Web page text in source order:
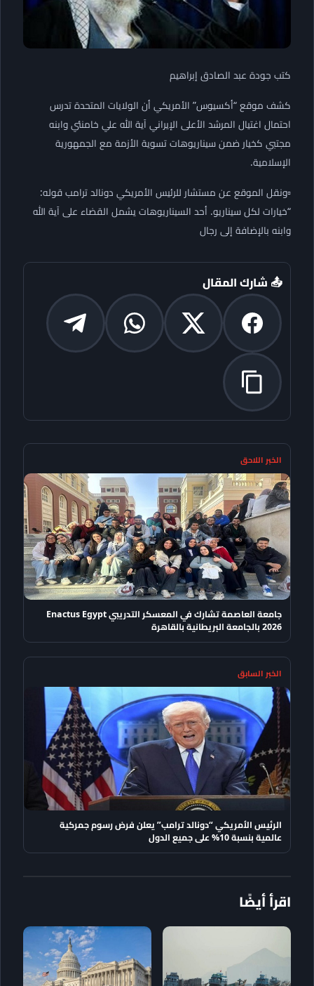
كتب جودة عبد الصادق إبراهيم
كشف موقع “أكسيوس” الأمريكي أن الولايات المتحدة تدرس
احتمال اغتيال المرشد الأعلى الإيراني آية الله علي خامنئي وابنه
مجتبي كخيار ضمن سيناريوهات تسوية الأزمة مع الجمهورية
الإسلامية.
▫️ونقل الموقع عن مستشار للرئيس الأمريكي دونالد ترامب قوله:
“خيارات لكل سيناريو. أحد السيناريوهات يشمل القضاء على آية الله
وابنه بالإضافة إلى رجال
📤 شارك المقال
الخبر اللاحق
جامعة العاصمة تشارك في المعسكر التدريبي Enactus Egypt
2026 بالجامعة البريطانية بالقاهرة
الخبر السابق
الرئيس الأمريكي “دونالد ترامب” يعلن فرض رسوم جمركية
عالمية بنسبة 10% على جميع الدول
اقرأ أيضًا